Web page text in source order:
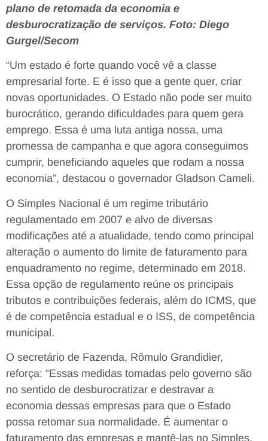
plano de retomada da economia e
desburocratização de serviços. Foto: Diego
Gurgel/Secom
“Um estado é forte quando você vê a classe
empresarial forte. E é isso que a gente quer, criar
novas oportunidades. O Estado não pode ser muito
burocrático, gerando dificuldades para quem gera
emprego. Essa é uma luta antiga nossa, uma
promessa de campanha e que agora conseguimos
cumprir, beneficiando aqueles que rodam a nossa
economia”, destacou o governador Gladson Cameli.
O Simples Nacional é um regime tributário
regulamentado em 2007 e alvo de diversas
modificações até a atualidade, tendo como principal
alteração o aumento do limite de faturamento para
enquadramento no regime, determinado em 2018.
Essa opção de regulamento reúne os principais
tributos e contribuições federais, além do ICMS, que
é de competência estadual e o ISS, de competência
municipal.
O secretário de Fazenda, Rômulo Grandidier,
reforça: “Essas medidas tomadas pelo governo são
no sentido de desburocratizar e destravar a
economia dessas empresas para que o Estado
possa retomar sua normalidade. É aumentar o
faturamento das empresas e mantê-las no Simples.